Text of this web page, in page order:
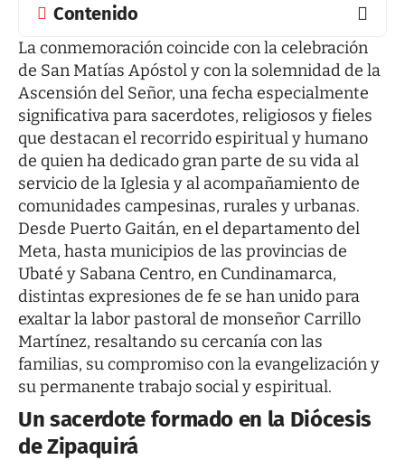
Contenido
La conmemoración coincide con la celebración
de San Matías Apóstol y con la solemnidad de la
Ascensión del Señor, una fecha especialmente
significativa para sacerdotes, religiosos y fieles
que destacan el recorrido espiritual y humano
de quien ha dedicado gran parte de su vida al
servicio de la Iglesia y al acompañamiento de
comunidades campesinas, rurales y urbanas.
Desde Puerto Gaitán, en el departamento del
Meta, hasta municipios de las provincias de
Ubaté y Sabana Centro, en Cundinamarca,
distintas expresiones de fe se han unido para
exaltar la labor pastoral de monseñor Carrillo
Martínez, resaltando su cercanía con las
familias, su compromiso con la evangelización y
su permanente trabajo social y espiritual.
Un sacerdote formado en la Diócesis
de Zipaquirá